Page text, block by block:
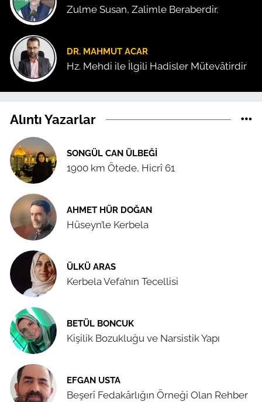
Zulme Susan, Zalimle Beraberdir.
DR. MAHMUT ACAR
Hz. Mehdi ile İlgili Hadisler Mütevâtirdir
Alıntı Yazarlar
SONGÜL CAN ÜLBEĞI
1900 km Ötede, Hicrî 61
AHMET HÜR DOĞAN
Hüseyn’le Kerbela
ÜLKÜ ARAS
Kerbela Vefa’nın Tecellisi
BETÜL BONCUK
Kişilik Bozukluğu ve Narsistik Yapı
EFGAN USTA
Beşerî Fedakârlığın Örneği Olan Rehber